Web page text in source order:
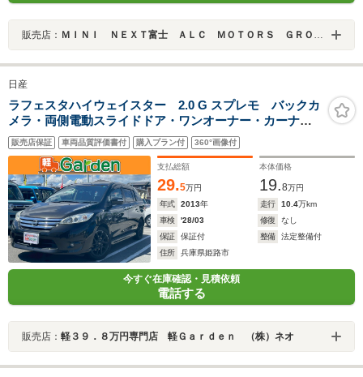
販売店： ＭＩＮＩ ＮＥＸＴ富士 ＡＬＣ ＭＯＴＯＲＳ ＧＲＯＵＰ
日産
ラフェスタハイウェイスター 2.0 G スプレモ バックカ
メラ・両側電動スライドドア・ワンオーナー・カーナ
ビ・Bluetooth・フルセグTV・CD/DVD再生・下取直売・
アイドリングストップ・3列シート・ベンチシート・ルー
ムクリーニング!
販売店保証 車両品質評価書付 購入プラン付 360°画像付
支払総額
29.5万円
本体価格
19.8万円
年式
2013年 走行 10.4万km
車検
'28/03 修復
なし
保証
保証付 整備
法定整備付
住所
兵庫県姫路市
今すぐ在庫確認・見積依頼
電話する
販売店： 軽３９．８万円専門店 軽Ｇａｒｄｅｎ （株）ネオ